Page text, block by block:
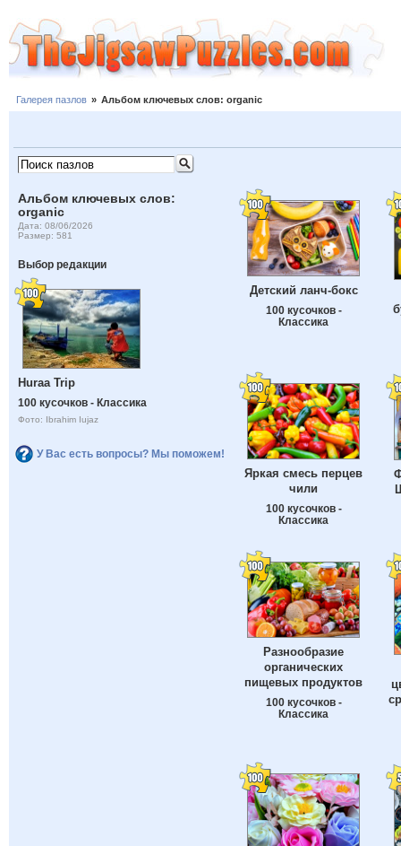
Галерея пазлов » Альбом ключевых слов: organic
Альбом ключевых слов:
organic
Дата: 08/06/2026
Размер: 581
Выбор редакции
Huraa Trip
100 кусочков - Классика
Фото: Ibrahim Iujaz
У Вас есть вопросы? Мы поможем!
Детский ланч-бокс
100 кусочков -
Классика
Яркая смесь перцев
чили
100 кусочков -
Классика
Разнообразие
органических
пищевых продуктов
100 кусочков -
Классика